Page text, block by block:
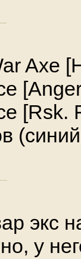
Axe
[Rsk.
экс
у